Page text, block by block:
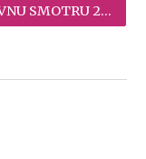
POPIS TIMOVA POZVANIH NA DRŽAVNU SMOTRU 2024.